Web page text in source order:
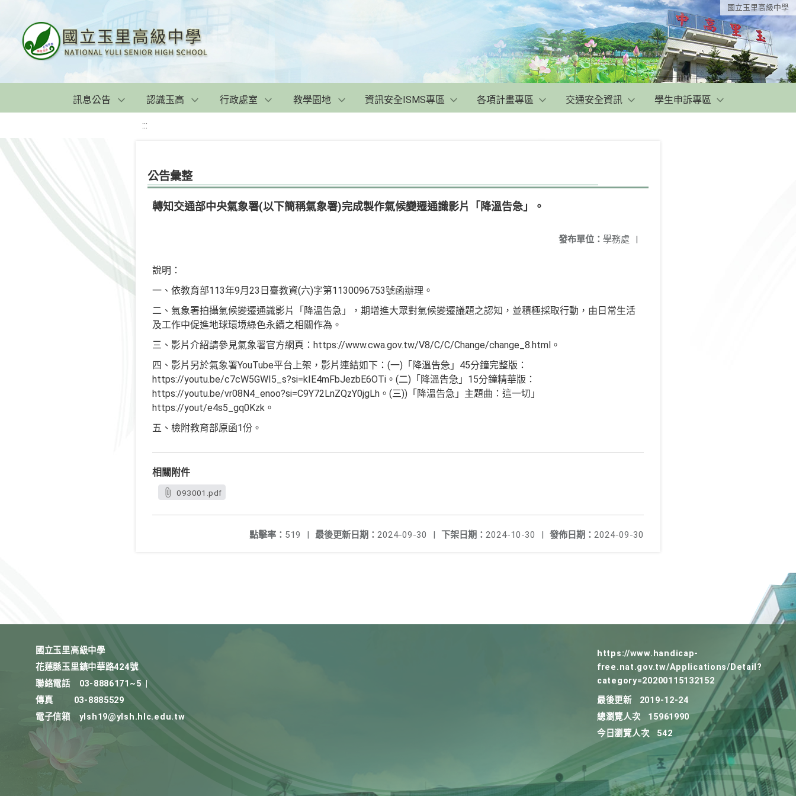
國立玉里高級中學
訊息公告 認識玉高 行政處室 教學園地 資訊安全ISMS專區 各項計畫專區 交通安全資訊 學生申訴專區
:::
公告彙整
轉知交通部中央氣象署(以下簡稱氣象署)完成製作氣候變遷通識影片「降溫告急」。
發布單位： 學務處 |
說明：
一、依教育部113年9月23日臺教資(六)字第1130096753號函辦理。
二、氣象署拍攝氣候變遷通識影片「降溫告急」，期增進大眾對氣候變遷議題之認知，並積極採取行動，由日常生活
及工作中促進地球環境綠色永續之相關作為。
三、影片介紹請參見氣象署官方網頁：https://www.cwa.gov.tw/V8/C/C/Change/change_8.html。
四、影片另於氣象署YouTube平台上架，影片連結如下：(一)「降溫告急」45分鐘完整版：
https://youtu.be/c7cW5GWI5_s?si=kIE4mFbJezbE6OTi。(二)「降溫告急」15分鐘精華版：
https://youtu.be/vr08N4_enoo?si=C9Y72LnZQzY0jgLh。(三))「降溫告急」主題曲：這一切」
https://yout/e4s5_gq0Kzk。
五、檢附教育部原函1份。
相關附件
093001.pdf
發佈日期： 2024-09-30
下架日期： 2024-10-30 |
最後更新日期： 2024-09-30 |
點擊率： 519 |
國立玉里高級中學
花蓮縣玉里鎮中華路424號
聯絡電話
03-8886171~5
傳真
03-8885529
電子信箱
ylsh19@ylsh.hlc.edu.tw
https://www.handicap-
free.nat.gov.tw/Applications/Detail?
category=20200115132152
最後更新
2019-12-24
總瀏覽人次
15961990
今日瀏覽人次
542